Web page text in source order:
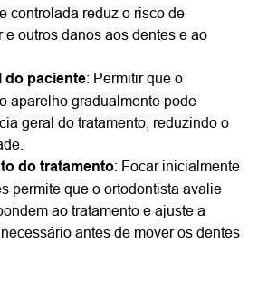
controlada reduz o risco de
e outros danos aos dentes e ao
do paciente: Permitir que o
aparelho gradualmente pode
geral do tratamento, reduzindo o
do tratamento: Focar inicialmente
permite que o ortodontista avalie
ao tratamento e ajuste a
antes de mover os dentes